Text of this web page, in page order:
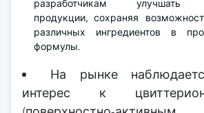
разработчикам улучшать
продукции, сохраняя
различных ингредиентов в
формулы.
На рынке
интерес к